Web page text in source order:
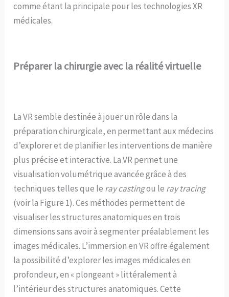
comme étant la principale pour les technologies XR
médicales.
Préparer la chirurgie avec la réalité virtuelle
La VR semble destinée à jouer un rôle dans la
préparation chirurgicale, en permettant aux médecins
d’explorer et de planifier les interventions de manière
plus précise et interactive. La VR permet une
visualisation volumétrique avancée grâce à des
techniques telles que le ray castingou le ray tracing
(voir la Figure 1). Ces méthodes permettent de
visualiser les structures anatomiques en trois
dimensions sans avoir à segmenter préalablement les
images médicales. L’immersion en VR offre également
la possibilité d’explorer les images médicales en
profondeur, en « plongeant » littéralement à
l’intérieur des structures anatomiques. Cette